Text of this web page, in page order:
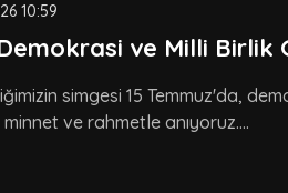
10:59
ve Milli Birlik
simgesi 15 Temmuz'da,
minnet ve rahmetle anıyoruz....